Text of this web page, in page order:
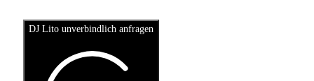
DJ Lito unverbindlich anfragen